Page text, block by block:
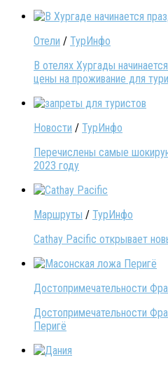
Отели / ТурИнфо
В отелях Хургады
цены на проживание для
Новости / ТурИнфо
Перечислены самые
2023 году
Маршруты / ТурИнфо
Cathay Pacific открывает
Достопримечательности
Достопримечательности
Перигё